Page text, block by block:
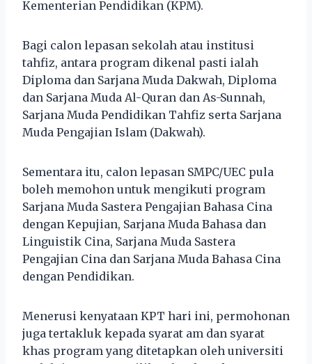
Kementerian Pendidikan (KPM).
Bagi calon lepasan sekolah atau institusi
tahfiz, antara program dikenal pasti ialah
Diploma dan Sarjana Muda Dakwah, Diploma
dan Sarjana Muda Al-Quran dan As-Sunnah,
Sarjana Muda Pendidikan Tahfiz serta Sarjana
Muda Pengajian Islam (Dakwah).
Sementara itu, calon lepasan SMPC/UEC pula
boleh memohon untuk mengikuti program
Sarjana Muda Sastera Pengajian Bahasa Cina
dengan Kepujian, Sarjana Muda Bahasa dan
Linguistik Cina, Sarjana Muda Sastera
Pengajian Cina dan Sarjana Muda Bahasa Cina
dengan Pendidikan.
Menerusi kenyataan KPT hari ini, permohonan
juga tertakluk kepada syarat am dan syarat
khas program yang ditetapkan oleh universiti